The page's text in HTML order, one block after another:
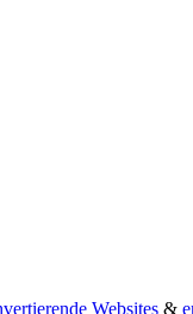
Websites &